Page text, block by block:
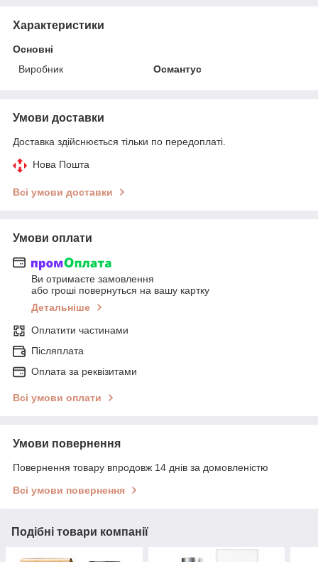
Характеристики
Основні
Виробник
Османтус
Умови доставки
Доставка здійснюється тільки по передоплаті.
Нова Пошта
Всі умови доставки
Умови оплати
Ви отримаєте замовлення
або гроші повернуться на вашу картку
Детальніше
Оплатити частинами
Післяплата
Оплата за реквізитами
Всі умови оплати
Умови повернення
Повернення товару впродовж 14 днів за домовленістю
Всі умови повернення
Подібні товари компанії